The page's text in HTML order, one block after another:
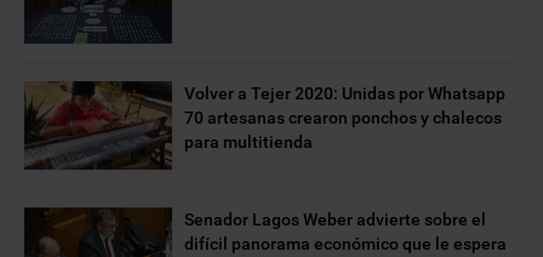
Volver a Tejer 2020: Unidas por Whatsapp
70 artesanas crearon ponchos y chalecos
para multitienda
Senador Lagos Weber advierte sobre el
difícil panorama económico que le espera